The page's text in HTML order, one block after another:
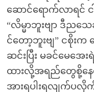
ဆောင်ရောက်လာရင်
“လိမ္မာဘူးဗျာ ဒီညသ
င်တော့ဘူးဗျ” ငစိုးက
ဆင်းပြီး မခင်မေအေ
ထားလို့အရည်တွေစို့န
အားရပါးရလျက်ပ